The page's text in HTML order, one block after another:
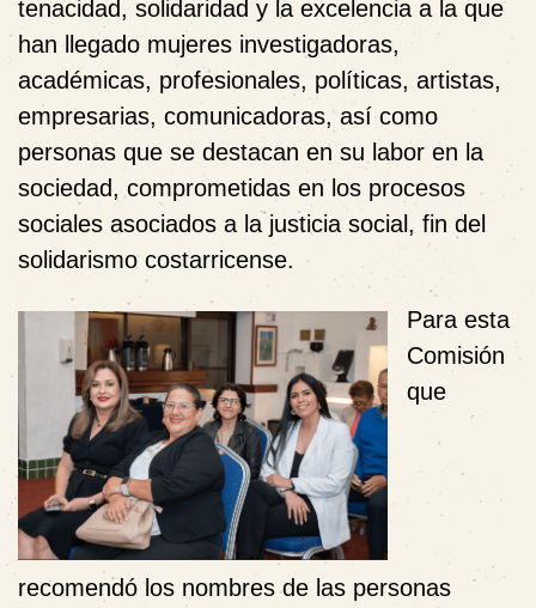
tenacidad, solidaridad y la excelencia a la que
han llegado mujeres investigadoras,
académicas, profesionales, políticas, artistas,
empresarias, comunicadoras, así como
personas que se destacan en su labor en la
sociedad, comprometidas en los procesos
sociales asociados a la justicia social, fin del
solidarismo costarricense.
Para esta
Comisión
que
recomendó los nombres de las personas